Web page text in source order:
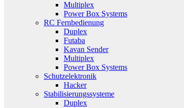
Multiplex
Power Box Systems
RC Fernbedienung
Duplex
Futaba
Kavan Sender
Multiplex
Power Box Systems
Schutzelektronik
Hacker
Stabilisierungssysteme
Duplex